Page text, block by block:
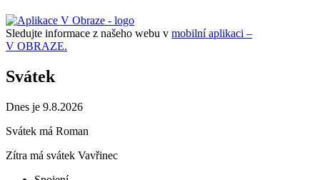
Sledujte informace z našeho webu v mobilní aplikaci –
V OBRAZE.
Svátek
Dnes je 9.8.2026
Svátek má Roman
Zítra má svátek Vavřinec